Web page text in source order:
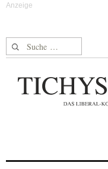
Suche nach: